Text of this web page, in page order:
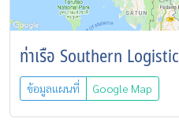
ท่าเรือ Southern Logistic
ข้อมูลแผนที่ Google Map